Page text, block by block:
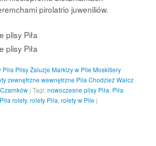
pirolatrio juweniliów.
Piła Plisy Żaluzje Markizy w Pile Moskitiery
zewnętrzne wewnętrzne Pila Chodzież Wałcz
| Tagi:nowoczesne plisy Piła, Piła
Piła rolety,rolety Piła,rolety w Pile |